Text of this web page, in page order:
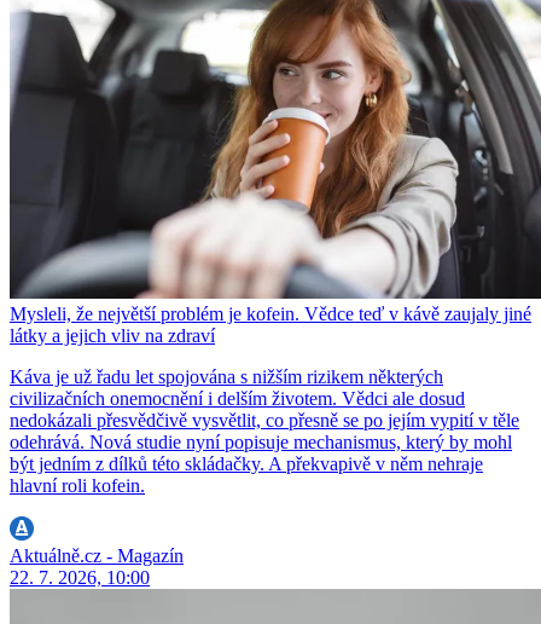
Mysleli, že největší problém je kofein. Vědce teď v kávě zaujaly jiné
látky a jejich vliv na zdraví
Káva je už řadu let spojována s nižším rizikem některých
civilizačních onemocnění i delším životem. Vědci ale dosud
nedokázali přesvědčivě vysvětlit, co přesně se po jejím vypití v těle
odehrává. Nová studie nyní popisuje mechanismus, který by mohl
být jedním z dílků této skládačky. A překvapivě v něm nehraje
hlavní roli kofein.
Aktuálně.cz - Magazín
22. 7. 2026, 10:00